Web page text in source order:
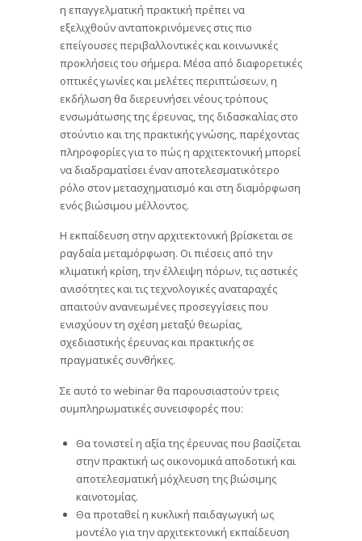
η επαγγελματική πρακτική πρέπει να
εξελιχθούν ανταποκρινόμενες στις πιο
επείγουσες περιβαλλοντικές και κοινωνικές
προκλήσεις του σήμερα. Μέσα από διαφορετικές
οπτικές γωνίες και μελέτες περιπτώσεων, η
εκδήλωση θα διερευνήσει νέους τρόπους
ενσωμάτωσης της έρευνας, της διδασκαλίας στο
στούντιο και της πρακτικής γνώσης, παρέχοντας
πληροφορίες για το πώς η αρχιτεκτονική μπορεί
να διαδραματίσει έναν αποτελεσματικότερο
ρόλο στον μετασχηματισμό και στη διαμόρφωση
ενός βιώσιμου μέλλοντος.
Η εκπαίδευση στην αρχιτεκτονική βρίσκεται σε
ραγδαία μεταμόρφωση. Οι πιέσεις από την
κλιματική κρίση, την έλλειψη πόρων, τις αστικές
ανισότητες και τις τεχνολογικές αναταραχές
απαιτούν ανανεωμένες προσεγγίσεις που
ενισχύουν τη σχέση μεταξύ θεωρίας,
σχεδιαστικής έρευνας και πρακτικής σε
πραγματικές συνθήκες.
Σε αυτό το webinar θα παρουσιαστούν τρεις
συμπληρωματικές συνεισφορές που:
Θα τονιστεί η αξία της έρευνας που βασίζεται
στην πρακτική ως οικονομικά αποδοτική και
αποτελεσματική μόχλευση της βιώσιμης
καινοτομίας.
Θα προταθεί η κυκλική παιδαγωγική ως
μοντέλο για την αρχιτεκτονική εκπαίδευση